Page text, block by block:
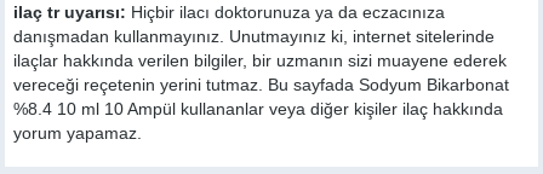
ilaç tr uyarısı: Hiçbir ilacı doktorunuza ya da eczacınıza
danışmadan kullanmayınız. Unutmayınız ki, internet sitelerinde
ilaçlar hakkında verilen bilgiler, bir uzmanın sizi muayene ederek
vereceği reçetenin yerini tutmaz. Bu sayfada Sodyum Bikarbonat
%8.4 10 ml 10 Ampül kullananlar veya diğer kişiler ilaç hakkında
yorum yapamaz.